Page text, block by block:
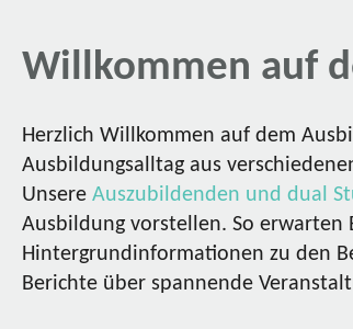
Willkommen auf
Herzlich Willkommen auf dem
Ausbildungsalltag aus
Unsere Auszubildenden und dual
Ausbildung vorstellen. So erwarten
Hintergrundinformationen zu den
Berichte über spannende